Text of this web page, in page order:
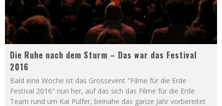
Die Ruhe nach dem Sturm – Das war das Festival
2016
Bald eine Woche ist das Grossevent "Filme für die Erde
Festival 2016" nun her, auf das sich das Filme für die Erde
Team rund um Kai Pulfer, beinahe das ganze Jahr vorbereitet